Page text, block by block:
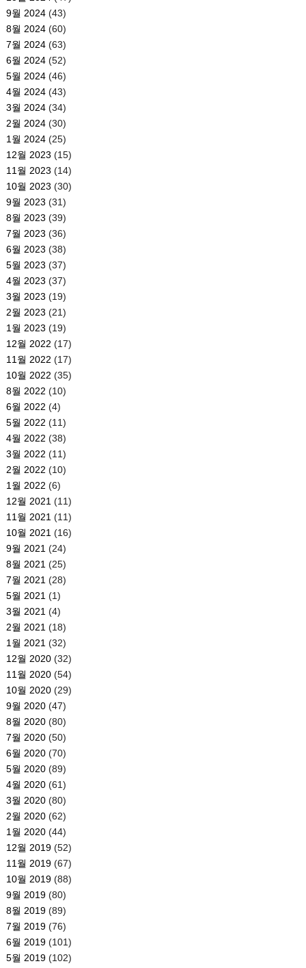
9월 2024(43)
8월 2024(60)
7월 2024(63)
6월 2024(52)
5월 2024(46)
4월 2024(43)
3월 2024(34)
2월 2024(30)
1월 2024(25)
12월 2023 (15)
11월 2023 (14)
10월 2023 (30)
9월 2023 (31)
8월 2023 (39)
7월 2023 (36)
6월 2023 (38)
5월 2023 (37)
4월 2023 (37)
3월 2023 (19)
2월 2023 (21)
1월 2023 (19)
12월 2022 (17)
11월 2022 (17)
10월 2022 (35)
8월 2022 (10)
6월 2022 (4)
5월 2022 (11)
4월 2022 (38)
3월 2022 (11)
2월 2022 (10)
1월 2022 (6)
12월 2021 (11)
11월 2021 (11)
10월 2021 (16)
9월 2021 (24)
8월 2021 (25)
7월 2021 (28)
5월 2021 (1)
3월 2021 (4)
2월 2021 (18)
1월 2021 (32)
12월 2020(32)
11월 2020(54)
10월 2020(29)
9월 2020(47)
8월 2020(80)
7월 2020(50)
6월 2020(70)
5월 2020(89)
4월 2020(61)
3월 2020(80)
2월 2020(62)
1월 2020(44)
12월 2019(52)
11월 2019(67)
10월 2019(88)
9월 2019(80)
8월 2019(89)
7월 2019(76)
6월 2019(101)
5월 2019(102)